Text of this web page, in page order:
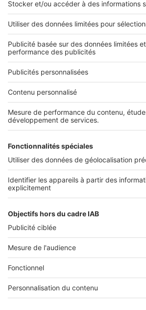
L'ENTREPRISE
Qui sommes-nous ?
Nous contacter
Nous recrutons
NOS APPLICATIONS
Découvrez nos applications
Tous nos services pro
Accès client
Mes annonces sur SeLoger
À DÉCOUVRIR
Tout l'immobilier
Toutes les villes
Tous les départements
Toutes les régions
SeLoger © 1992 - 2023
Annonces Immobilières